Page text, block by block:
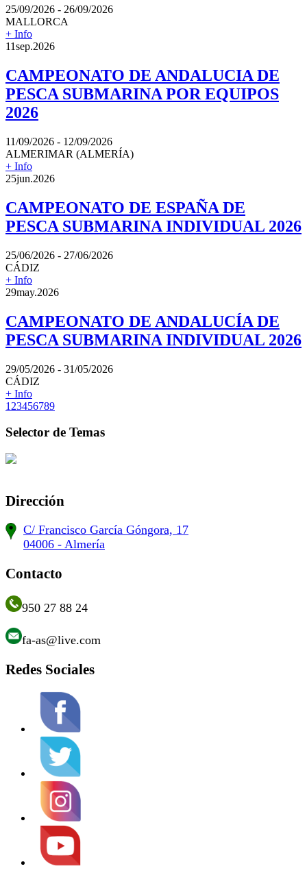
25/09/2026 - 26/09/2026
MALLORCA
+ Info
11sep.2026
CAMPEONATO DE ANDALUCIA DE
PESCA SUBMARINA POR EQUIPOS
2026
11/09/2026 - 12/09/2026
ALMERIMAR (ALMERÍA)
+ Info
25jun.2026
CAMPEONATO DE ESPAÑA DE
PESCA SUBMARINA INDIVIDUAL 2026
25/06/2026 - 27/06/2026
CÁDIZ
+ Info
29may.2026
CAMPEONATO DE ANDALUCÍA DE
PESCA SUBMARINA INDIVIDUAL 2026
29/05/2026 - 31/05/2026
CÁDIZ
+ Info
1 23456789
Selector de Temas
Dirección
C/ Francisco García Góngora, 17
04006 - Almería
Contacto
950 27 88 24
fa-as@live.com
Redes Sociales